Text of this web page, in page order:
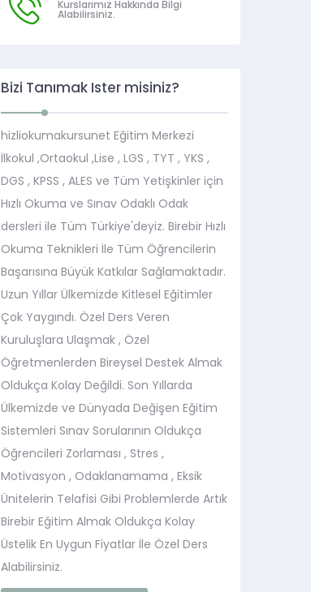
Kurslarımız Hakkında Bilgi
Alabilirsiniz.
Bizi Tanımak İster misiniz?
hizliokumakursunet Eğitim Merkezi
İlkokul ,Ortaokul ,Lise , LGS , TYT , YKS ,
DGS , KPSS , ALES ve Tüm Yetişkinler için
Hızlı Okuma ve Sınav Odaklı Odak
dersleri ile Tüm Türkiye'deyiz. Birebir Hızlı
Okuma Teknikleri İle Tüm Öğrencilerin
Başarısına Büyük Katkılar Sağlamaktadır.
Uzun Yıllar Ülkemizde Kitlesel Eğitimler
Çok Yaygındı. Özel Ders Veren
Kuruluşlara Ulaşmak , Özel
Öğretmenlerden Bireysel Destek Almak
Oldukça Kolay Değildi. Son Yıllarda
Ülkemizde ve Dünyada Değişen Eğitim
Sistemleri Sınav Sorularının Oldukça
Öğrencileri Zorlaması , Stres ,
Motivasyon , Odaklanamama , Eksik
Ünitelerin Telafisi Gibi Problemlerde Artık
Birebir Eğitim Almak Oldukça Kolay
Üstelik En Uygun Fiyatlar İle Özel Ders
Alabilirsiniz.